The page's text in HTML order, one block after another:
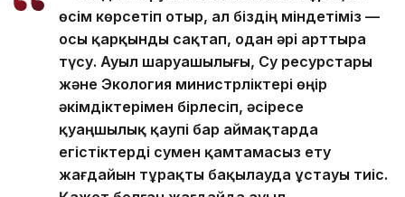
өсім көрсетіп отыр, ал біздің міндетіміз —
осы қарқынды сақтап, одан әрі арттыра
түсу. Ауыл шаруашылығы, Су ресурстары
және Экология министрліктері өңір
әкімдіктерімен бірлесіп, әсіресе
қуаңшылық қаупі бар аймақтарда
егістіктерді сумен қамтамасыз ету
жағдайын тұрақты бақылауда ұстауы тиіс.